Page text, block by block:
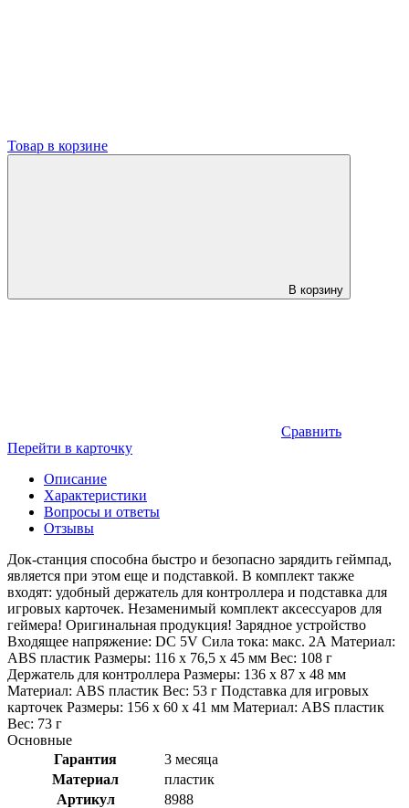
Товар в корзине
В корзину
Сравнить
Перейти в карточку
Описание
Характеристики
Вопросы и ответы
Отзывы
Док-станция способна быстро и безопасно зарядить геймпад,
является при этом еще и подставкой. В комплект также
входят: удобный держатель для контроллера и подставка для
игровых карточек. Незаменимый комплект аксессуаров для
геймера! Оригинальная продукция! Зарядное устройство
Входящее напряжение: DC 5V Сила тока: макс. 2А Материал:
ABS пластик Размеры: 116 х 76,5 х 45 мм Вес: 108 г
Держатель для контроллера Размеры: 136 х 87 х 48 мм
Материал: ABS пластик Вес: 53 г Подставка для игровых
карточек Размеры: 156 х 60 х 41 мм Материал: ABS пластик
Вес: 73 г
Основные
Гарантия
3 месяца
Материал
пластик
Артикул
8988